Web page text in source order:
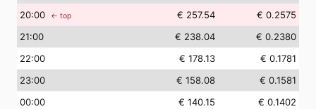
20:00 ← top € 257.54
€ 0.2575
21:00 € 238.04
€ 0.2380
22:00 € 178.13
€ 0.1781
23:00 € 158.08
€ 0.1581
00:00 € 140.15
€ 0.1402